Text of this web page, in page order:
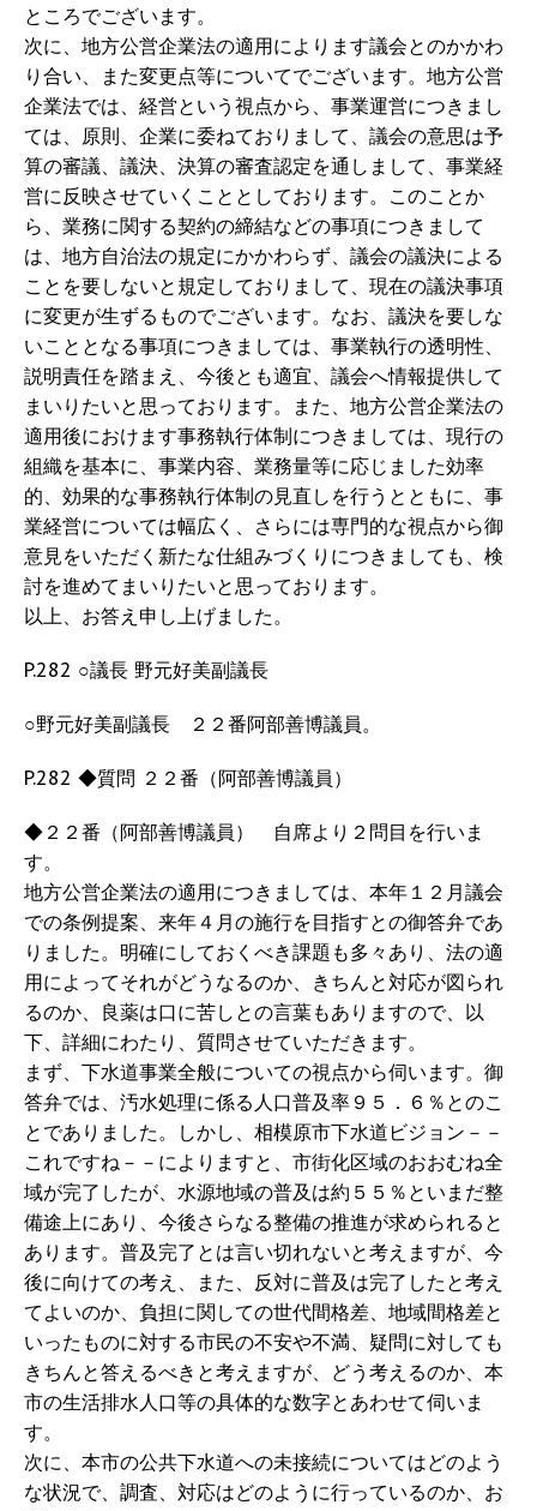
ところでございます。
次に、地方公営企業法の適用によります議会とのかかわ
り合い、また変更点等についてでございます。地方公営
企業法では、経営という視点から、事業運営につきまし
ては、原則、企業に委ねておりまして、議会の意思は予
算の審議、議決、決算の審査認定を通しまして、事業経
営に反映させていくこととしております。このことか
ら、業務に関する契約の締結などの事項につきまして
は、地方自治法の規定にかかわらず、議会の議決による
ことを要しないと規定しておりまして、現在の議決事項
に変更が生ずるものでございます。なお、議決を要しな
いこととなる事項につきましては、事業執行の透明性、
説明責任を踏まえ、今後とも適宜、議会へ情報提供して
まいりたいと思っております。また、地方公営企業法の
適用後におけます事務執行体制につきましては、現行の
組織を基本に、事業内容、業務量等に応じました効率
的、効果的な事務執行体制の見直しを行うとともに、事
業経営については幅広く、さらには専門的な視点から御
意見をいただく新たな仕組みづくりにつきましても、検
討を進めてまいりたいと思っております。
以上、お答え申し上げました。
P.282 ○議長 野元好美副議長
○野元好美副議長 ２２番阿部善博議員。
P.282 ◆質問 ２２番（阿部善博議員）
◆２２番（阿部善博議員） 自席より２問目を行いま
す。
地方公営企業法の適用につきましては、本年１２月議会
での条例提案、来年４月の施行を目指すとの御答弁であ
りました。明確にしておくべき課題も多々あり、法の適
用によってそれがどうなるのか、きちんと対応が図られ
るのか、良薬は口に苦しとの言葉もありますので、以
下、詳細にわたり、質問させていただきます。
まず、下水道事業全般についての視点から伺います。御
答弁では、汚水処理に係る人口普及率９５．６％とのこ
とでありました。しかし、相模原市下水道ビジョン－－
これですね－－によりますと、市街化区域のおおむね全
域が完了したが、水源地域の普及は約５５％といまだ整
備途上にあり、今後さらなる整備の推進が求められると
あります。普及完了とは言い切れないと考えますが、今
後に向けての考え、また、反対に普及は完了したと考え
てよいのか、負担に関しての世代間格差、地域間格差と
いったものに対する市民の不安や不満、疑問に対しても
きちんと答えるべきと考えますが、どう考えるのか、本
市の生活排水人口等の具体的な数字とあわせて伺いま
す。
次に、本市の公共下水道への未接続についてはどのよう
な状況で、調査、対応はどのように行っているのか、お